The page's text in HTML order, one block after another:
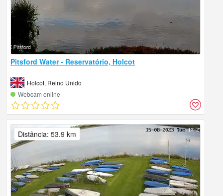
Pitsford Water - Reservatório, Holcot
Holcot, Reino Unido
Webcam online
Distância: 53.9 km